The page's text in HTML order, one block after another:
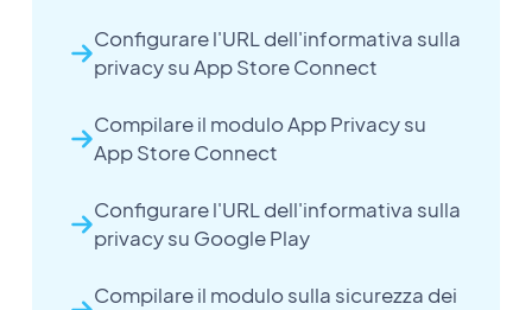
Configurare l'URL dell'informativa sulla
privacy su App Store Connect
Compilare il modulo App Privacy su
App Store Connect
Configurare l'URL dell'informativa sulla
privacy su Google Play
Compilare il modulo sulla sicurezza dei